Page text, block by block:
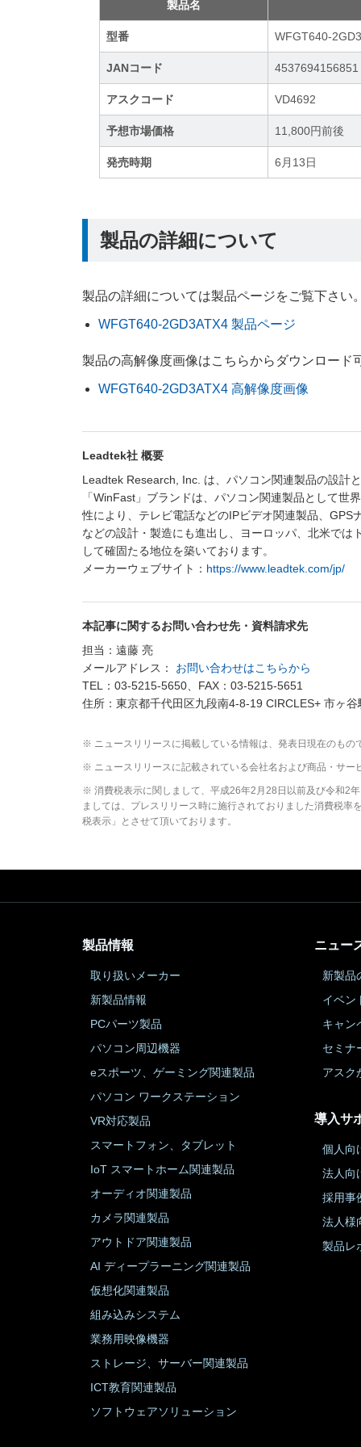
製品名
型番 WFGT640-
JANコード 4537694156851
アスクコード VD4692
予想市場価格 11,800円前後
発売時期 6月13日
製品の詳細について
製品の詳細については製品ページをご覧下さい
WFGT640-2GD3ATX4 製品ページ
製品の高解像度画像はこちらからダウンロード
WFGT640-2GD3ATX4 高解像度画像
Leadtek社 概要
Leadtek Research, Inc. は、パソコン関連製品の設計
「WinFast」ブランドは、パソコン関連製品として
性により、テレビ電話などのIPビデオ関連製品、
などの設計・製造にも進出し、ヨーロッパ、北米で
して確固たる地位を築いております。
メーカーウェブサイト： https://www.leadtek.com/jp/
本記事に関するお問い合わせ先・資料請求先
担当：遠藤 亮
メールアドレス： お問い合わせはこちらから
TEL：03-5215-5650、FAX：03-5215-5651
住所：東京都千代田区九段南4-8-19 CIRCLES+ 市ヶ谷
※ ニュースリリースに掲載している情報は、発表日現在のも
※ ニュースリリースに記載されている会社名および商品・サー
※ 消費税表示に関しまして、平成26年2月28日以前及び令和2
ましては、プレスリリース時に施行されておりました消費税
税表示」とさせて頂いております。
製品情報
取り扱いメーカー
新製品情報
PCパーツ製品
パソコン周辺機器
eスポーツ、ゲーミング関連製品
パソコン ワークステーション
VR対応製品
スマートフォン、タブレット
IoT スマートホーム関連製品
オーディオ関連製品
カメラ関連製品
アウトドア関連製品
AI ディープラーニング関連製品
仮想化関連製品
組み込みシステム
業務用映像機器
ストレージ、サーバー関連製品
ICT教育関連製品
ソフトウェアソリューション
ニュー
新製品
イベン
キャン
セミナ
アスク
導入サ
個人向
法人向
採用事
法人様
製品レ